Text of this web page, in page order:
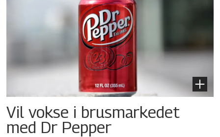
Vil vokse i brusmarkedet
med Dr Pepper